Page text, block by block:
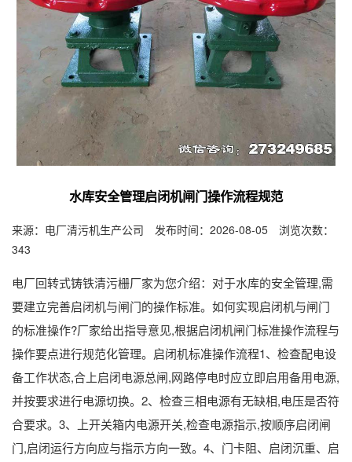
水库安全管理启闭机闸门操作流程规范
来源：电厂清污机生产公司 发布时间：2026-08-05 浏览次数：
343
电厂回转式铸铁清污栅厂家为您介绍：对于水库的安全管理,需
要建立完善启闭机与闸门的操作标准。如何实现启闭机与闸门
的标准操作?厂家给出指导意见,根据启闭机闸门标准操作流程与
操作要点进行规范化管理。启闭机标准操作流程1、检查配电设
备工作状态,合上启闭电源总闸,网路停电时应立即启用备用电源,
并按要求进行电源切换。2、检查三相电源有无缺相,电压是否符
合要求。3、上开关箱内电源开关,检查电源指示,按顺序启闭闸
门,启闭运行方向应与指示方向一致。4、门卡阻、启闭沉重、启